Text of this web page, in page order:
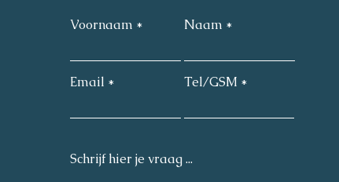
Voornaam Naam
Email Tel/GSM